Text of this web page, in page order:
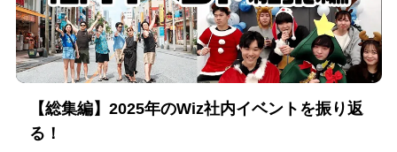
【総集編】2025年のWiz社内イベントを振り返
る！